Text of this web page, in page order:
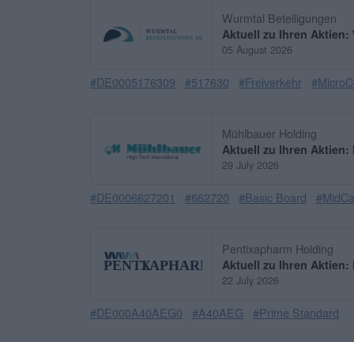
Wurmtal Beteiligungen
Aktuell zu Ihren
05 August 2026
#DE0005176309 #517630 #Freiverkehr
Mühlbauer Holding
Aktuell zu Ihren
29 July 2026
#DE0006627201 #662720 #Basic Board
Pentixapharm Holding
Aktuell zu Ihren
22 July 2026
#DE000A40AEG0 #A40AEG #Prime Standard